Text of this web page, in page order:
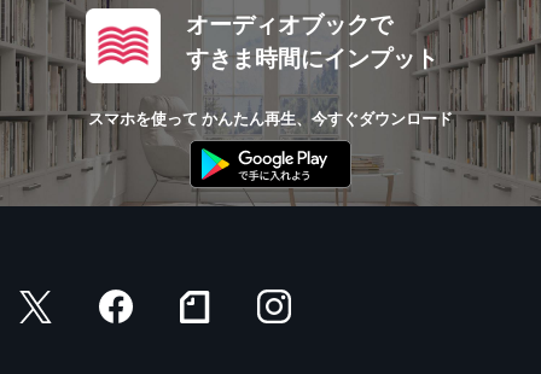
オーディオブックで
すきま時間にインプット
スマホを使って かんたん再生、今すぐダウンロード